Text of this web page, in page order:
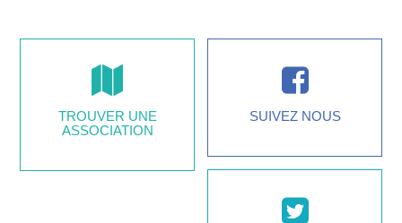
TROUVER UNE
ASSOCIATION
SUIVEZ NOUS